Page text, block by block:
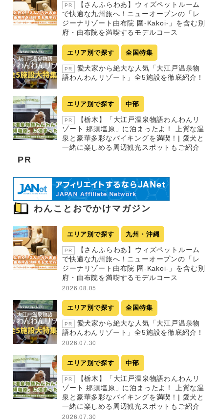
PR
【さんふらわあ】ウィズペットルーム
で快適な九州旅へ！ニューオープンの「レ
ジーナリゾート由布院 圍-Kakoi-」を含む別
府・由布院を満喫するモデルコース
エリア別で探す 全国特集
PR
愛犬家から絶大な人気「大江戸温泉物
語わんわんリゾート」全5施設を徹底紹介！
エリア別で探す 中部
PR
【栃木】「大江戸温泉物語わんわんリ
ゾート 那須塩原」に泊まったよ！ 上質な温
泉と豪華多彩なバイキングを満喫！| 愛犬と
一緒に楽しめる周辺観光スポットもご紹介
PR
わんことおでかけマガジン
エリア別で探す 九州・沖縄
PR
【さんふらわあ】ウィズペットルーム
で快適な九州旅へ！ニューオープンの「レ
ジーナリゾート由布院 圍-Kakoi-」を含む別
府・由布院を満喫するモデルコース
2026.08.05
エリア別で探す 全国特集
PR
愛犬家から絶大な人気「大江戸温泉物
語わんわんリゾート」全5施設を徹底紹介！
2026.07.30
エリア別で探す 中部
PR
【栃木】「大江戸温泉物語わんわんリ
ゾート 那須塩原」に泊まったよ！ 上質な温
泉と豪華多彩なバイキングを満喫！| 愛犬と
一緒に楽しめる周辺観光スポットもご紹介
2026.07.30